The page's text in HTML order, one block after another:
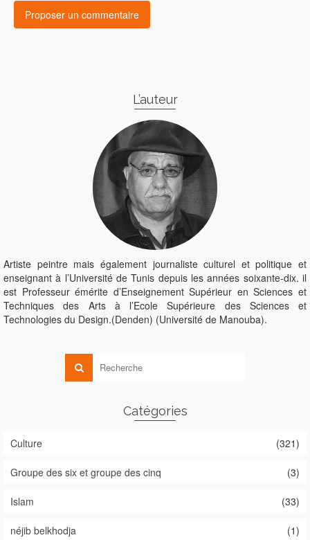
L’auteur
Artiste peintre mais également journaliste culturel et politique et
enseignant à l’Université de Tunis depuis les années soixante-dix. il
est Professeur émérite d’Enseignement Supérieur en Sciences et
Techniques des Arts à l’Ecole Supérieure des Sciences et
Technologies du Design.(Denden) (Université de Manouba).
Catégories
Culture (321)
Groupe des six et groupe des cinq (3)
Islam (33)
néjib belkhodja (1)